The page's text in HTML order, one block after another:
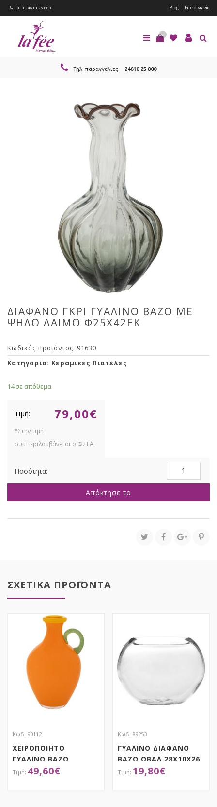
0030 24610 25 800 Blog Επικοινωνία
0
Τηλ. παραγγελίες 24610 25 800
ΔΙΑΦΑΝΟ ΓΚΡΙ ΓΥΑΛΙΝΟ ΒΑΖΟ ΜΕ
ΨΗΛΟ ΛΑΙΜΟ Φ25Χ42ΕΚ
Κωδικός προϊόντος: 91630
Κατηγορία: Κεραμικές Πιατέλες
14 σε απόθεμα
79,00€
ΓΥΑΛΙΝΟ
ΜΕ
Φ25Χ42ΕΚ
ποσότητα
Απόκτησε το
ΣΧΕΤΙΚΑ ΠΡΟΪΟΝΤΑ
Κωδ. 90112
ΧΕΙΡΟΠΟΙΗΤΟ
ΓΥΑΛΙΝΟ ΒΑΖΟ
18Χ7Χ27ΕΚ
49,60€
Κωδ. 89253
ΓΥΑΛΙΝΟ ΔΙΑΦΑΝΟ
ΒΑΖΟ ΟΒΑΛ 28Χ10Χ26
ΕΚ
19,80€